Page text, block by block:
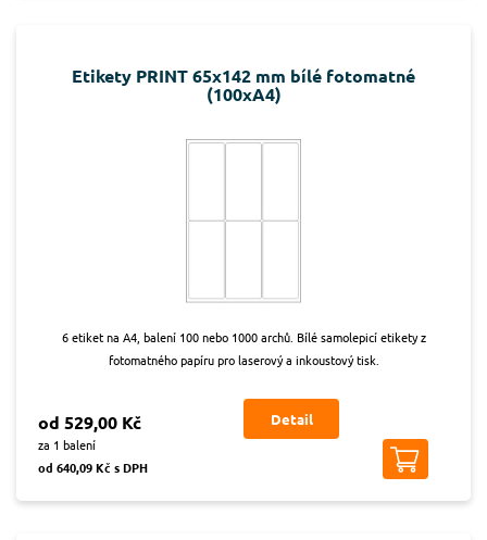
Etikety PRINT 65x142 mm bílé fotomatné
(100xA4)
6 etiket na A4, balení 100 nebo 1000 archů. Bílé samolepicí etikety z
fotomatného papíru pro laserový a inkoustový tisk.
od 529,00 Kč
za 1 balení
od 640,09 Kč s DPH
Detail